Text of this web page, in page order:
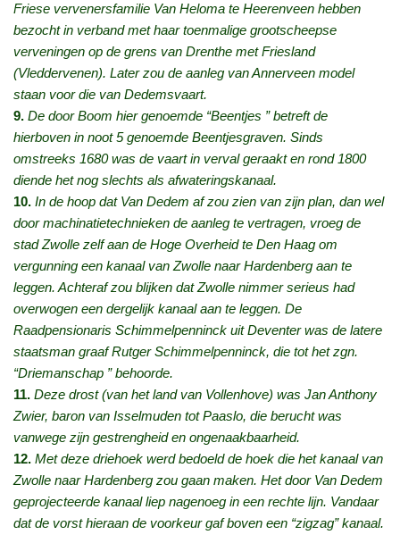
Friese vervenersfamilie Van Heloma te Heerenveen hebben
bezocht in verband met haar toenmalige grootscheepse
verveningen op de grens van Drenthe met Friesland
(Vleddervenen). Later zou de aanleg van Annerveen model
staan voor die van Dedemsvaart.
9. De door Boom hier genoemde “Beentjes ” betreft de
hierboven in noot 5 genoemde Beentjesgraven. Sinds
omstreeks 1680 was de vaart in verval geraakt en rond 1800
diende het nog slechts als afwateringskanaal.
10. In de hoop dat Van Dedem af zou zien van zijn plan, dan wel
door machinatietechnieken de aanleg te vertragen, vroeg de
stad Zwolle zelf aan de Hoge Overheid te Den Haag om
vergunning een kanaal van Zwolle naar Hardenberg aan te
leggen. Achteraf zou blijken dat Zwolle nimmer serieus had
overwogen een dergelijk kanaal aan te leggen. De
Raadpensionaris Schimmelpenninck uit Deventer was de latere
staatsman graaf Rutger Schimmelpenninck, die tot het zgn.
“Driemanschap ” behoorde.
11. Deze drost (van het land van Vollenhove) was Jan Anthony
Zwier, baron van Isselmuden tot Paaslo, die berucht was
vanwege zijn gestrengheid en ongenaakbaarheid.
12. Met deze driehoek werd bedoeld de hoek die het kanaal van
Zwolle naar Hardenberg zou gaan maken. Het door Van Dedem
geprojecteerde kanaal liep nagenoeg in een rechte lijn. Vandaar
dat de vorst hieraan de voorkeur gaf boven een “zigzag” kanaal.